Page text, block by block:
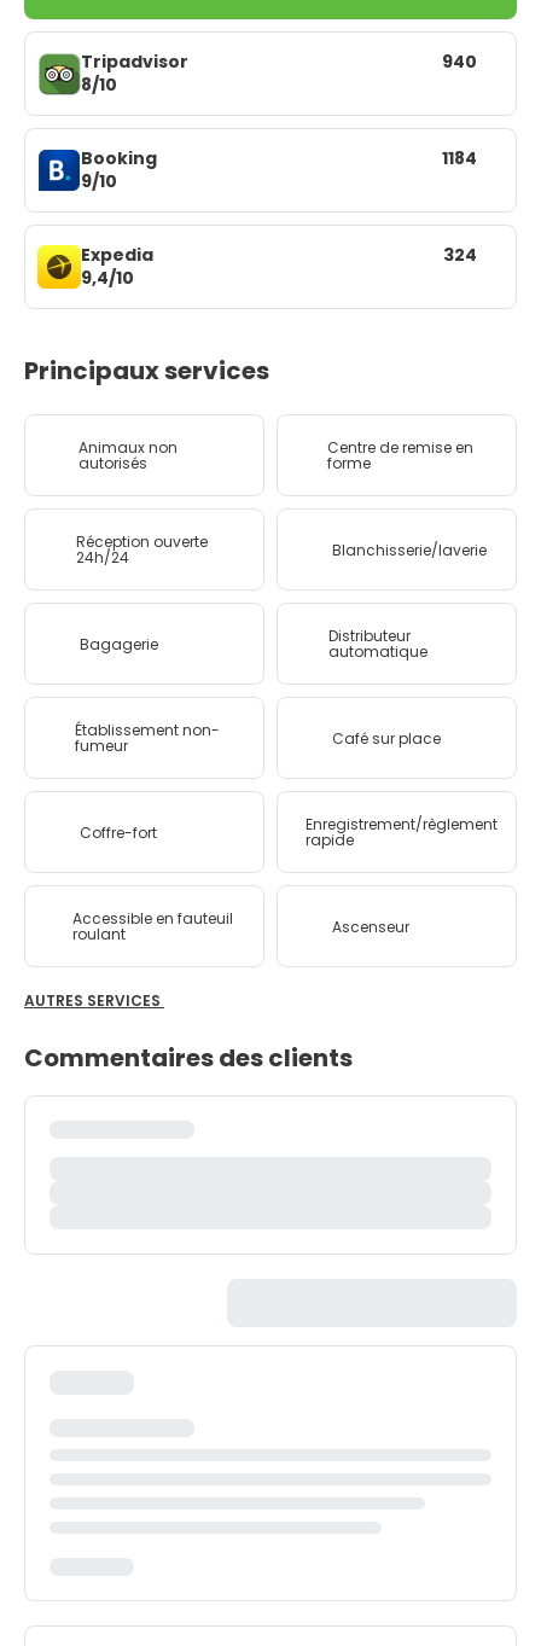
Tripadvisor
8/10
940
Booking
9/10
1184
Expedia
9,4/10
324
Principaux services
Animaux non
autorisés
Centre de remise en
forme
Réception ouverte
24h/24 Blanchisserie/laverie
Bagagerie Distributeur
automatique
Établissement non-
fumeur Café sur place
Coffre-fort Enregistrement/règlement
rapide
Accessible en fauteuil
roulant Ascenseur
AUTRES SERVICES
Commentaires des clients